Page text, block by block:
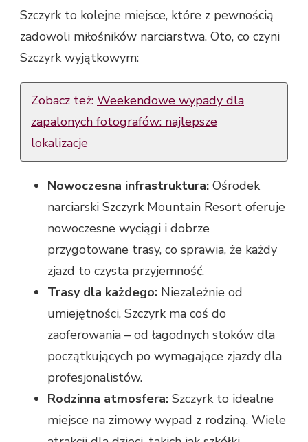
Szczyrk to kolejne miejsce, które z pewnością
zadowoli miłośników narciarstwa. Oto, co czyni
Szczyrk wyjątkowym:
Zobacz też: Weekendowe wypady dla
zapalonych fotografów: najlepsze
lokalizacje
Nowoczesna infrastruktura: Ośrodek
narciarski Szczyrk Mountain Resort oferuje
nowoczesne wyciągi i dobrze
przygotowane trasy, co sprawia, że każdy
zjazd to czysta przyjemność.
Trasy dla każdego: Niezależnie od
umiejętności, Szczyrk ma coś do
zaoferowania – od łagodnych stoków dla
początkujących po wymagające zjazdy dla
profesjonalistów.
Rodzinna atmosfera: Szczyrk to idealne
miejsce na zimowy wypad z rodziną. Wiele